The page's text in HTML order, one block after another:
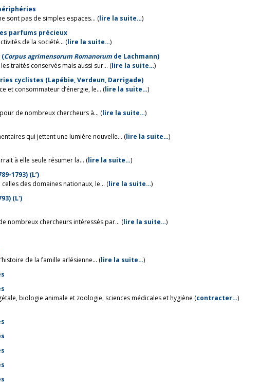
sont pas de simples espaces... (lire la suite…)
parfums précieux
de la société... (lire la suite…)
(Corpus agrimensorum Romanorum de Lachmann)
traités conservés mais aussi sur... (lire la suite…)
cyclistes (Lapébie, Verdeun, Darrigade)
et consommateur d’énergie, le... (lire la suite…)
de nombreux chercheurs à... (lire la suite…)
qui jettent une lumière nouvelle... (lire la suite…)
à elle seule résumer la... (lire la suite…)
1793) (L’)
des domaines nationaux, le... (lire la suite…)
(L')
nombreux chercheurs intéressés par... (lire la suite…)
de la famille arlésienne... (lire la suite…)
biologie animale et zoologie, sciences médicales et hygiène (contracter…)